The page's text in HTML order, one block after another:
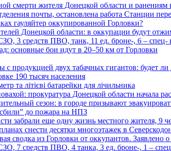
смерти жителя Донецкой области и ранениям
почты, остановлена работа Станции
гауляйтер оккупированной Горловки?
Донецкой области: в оккупации будут
3 средств ПВО, танк, 11 ед. броне-, 6 –
основные бои идут в 20–50 км от Горловки
с продукцией двух табачных гигантов: будет
190 тысяч населения
та літієві батарейки для лічильника
прокуратура Донецкой области начала
сезон: в городе призывают
сбили” до пожара на НПЗ
забрали еще одну жизнь местного жителя, 9
снести десятки многоэтажек в
сводка из Горловки от оккупантов. Заявлено
7 средств ПВО, 4 танка, 3 ед. броне-, 1 –